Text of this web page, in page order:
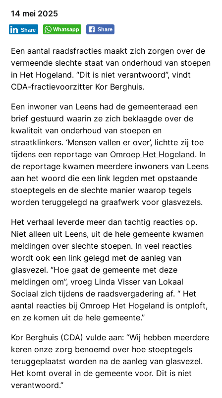
14 mei 2025
Whatsapp Share
Share
Een aantal raadsfracties maakt zich zorgen over de
vermeende slechte staat van onderhoud van stoepen
in Het Hogeland. “Dit is niet verantwoord”, vindt
CDA-fractievoorzitter Kor Berghuis.
Een inwoner van Leens had de gemeenteraad een
brief gestuurd waarin ze zich beklaagde over de
kwaliteit van onderhoud van stoepen en
straatklinkers. ‘Mensen vallen er over’, lichtte zij toe
tijdens een reportage van Omroep Het Hogeland. In
de reportage kwamen meerdere inwoners van Leens
aan het woord die een link legden met opstaande
stoeptegels en de slechte manier waarop tegels
worden teruggelegd na graafwerk voor glasvezels.
Het verhaal leverde meer dan tachtig reacties op.
Niet alleen uit Leens, uit de hele gemeente kwamen
meldingen over slechte stoepen. In veel reacties
wordt ook een link gelegd met de aanleg van
glasvezel. “Hoe gaat de gemeente met deze
meldingen om”, vroeg Linda Visser van Lokaal
Sociaal zich tijdens de raadsvergadering af. “ Het
aantal reacties bij Omroep Het Hogeland is ontploft,
en ze komen uit de hele gemeente.”
Kor Berghuis (CDA) vulde aan: “Wij hebben meerdere
keren onze zorg benoemd over hoe stoeptegels
teruggeplaatst worden na de aanleg van glasvezel.
Het komt overal in de gemeente voor. Dit is niet
verantwoord.”